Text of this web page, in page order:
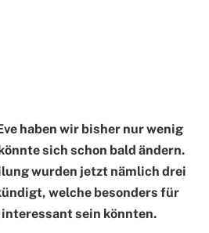
haben wir bisher nur wenig
sich schon bald ändern.
wurden jetzt nämlich drei
welche besonders für
sein könnten.